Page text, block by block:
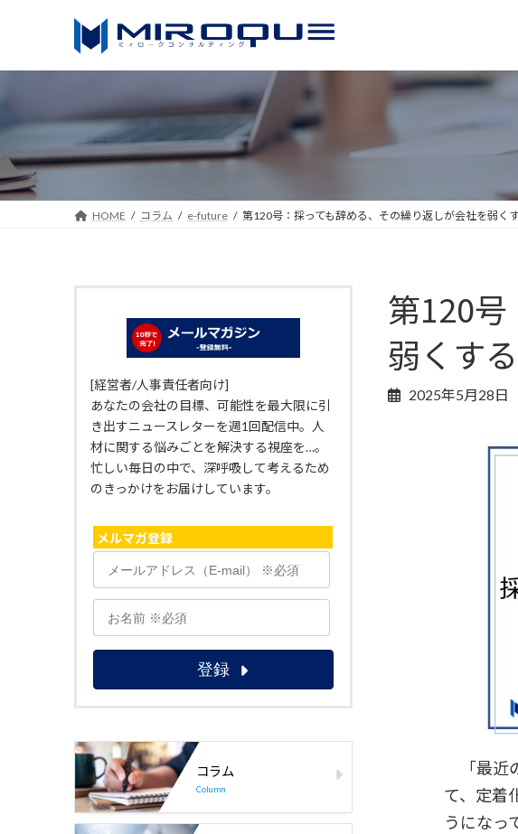
へ
ス
キ
ッ
ョ
ン
に
移
HOME コラム e-future 第120号：採っても辞める、その繰り返しが会社を弱く
第120
弱くする
2025年5月28日
「最近
て、定着
うになっ
[経営者/人事責任者向け]
あなたの会社の目標、可能性を最大限に引
き出すニュースレターを週1回配信中。人
材に関する悩みごとを解決する視座を…。
忙しい毎日の中で、深呼吸して考えるため
のきっかけをお届けしています。
メルマガ登録
コラム
Column